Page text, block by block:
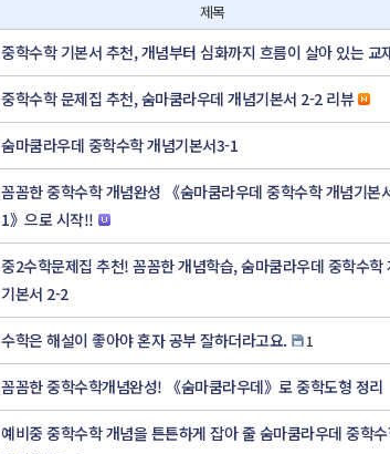
제목
중학수학 기본서 추천, 개념부터 심화까지 흐름이 살아 있는 교
중학수학 문제집 추천, 숨마쿰라우데 개념기본서 2-2 리뷰
숨마쿰라우데 중학수학 개념기본서3-1
꼼꼼한 중학수학 개념완성 《숨마쿰라우데 중학수학 개념기본
1》으로 시작!!
중2수학문제집 추천! 꼼꼼한 개념학습, 숨마쿰라우데 중학수학
기본서 2-2
수학은 해설이 좋아야 혼자 공부 잘하더라고요. 1
꼼꼼한 중학수학개념완성! 《숨마쿰라우데》로 중학도형 정리
예비중 중학수학 개념을 튼튼하게 잡아 줄 숨마쿰라우데 중학